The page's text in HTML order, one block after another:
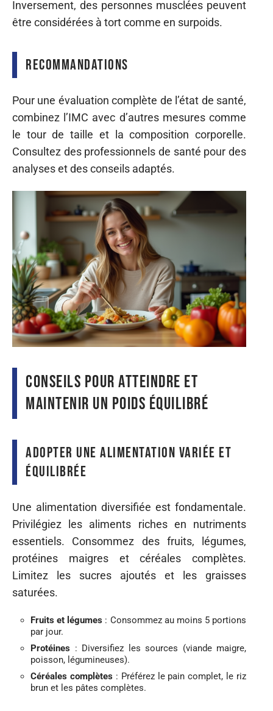
Inversement, des personnes musclées peuvent
être considérées à tort comme en surpoids.
Recommandations
Pour une évaluation complète de l’état de santé,
combinez l’IMC avec d’autres mesures comme
le tour de taille et la composition corporelle.
Consultez des professionnels de santé pour des
analyses et des conseils adaptés.
Conseils pour atteindre et
maintenir un poids équilibré
Adopter une alimentation variée et
équilibrée
Une alimentation diversifiée est fondamentale.
Privilégiez les aliments riches en nutriments
essentiels. Consommez des fruits, légumes,
protéines maigres et céréales complètes.
Limitez les sucres ajoutés et les graisses
saturées.
Fruits et légumes : Consommez au moins 5 portions
par jour.
Protéines : Diversifiez les sources (viande maigre,
poisson, légumineuses).
Céréales complètes : Préférez le pain complet, le riz
brun et les pâtes complètes.